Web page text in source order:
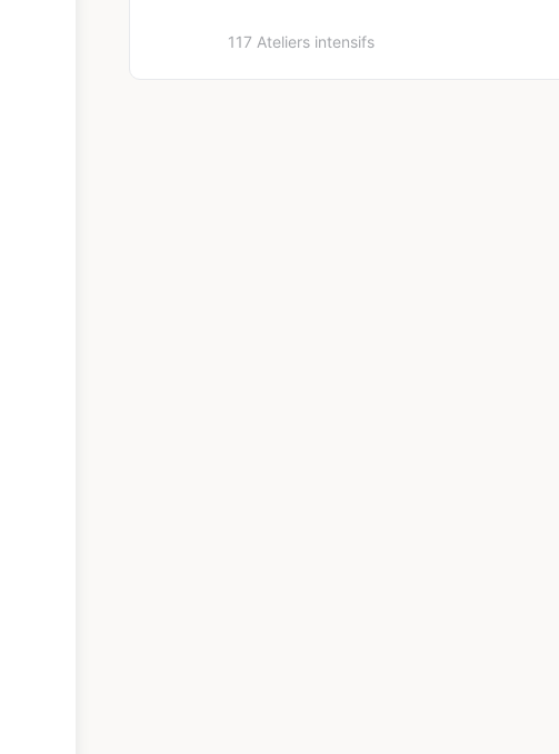
117 Ateliers intensifs